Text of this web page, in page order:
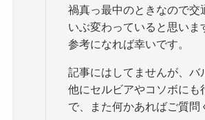
禍真っ最中のときなので交
いぶ変わっていると思いま
参考になれば幸いです。
記事にはしてませんが、バ
他にセルビアやコソボにも
で、また何かあればご質問